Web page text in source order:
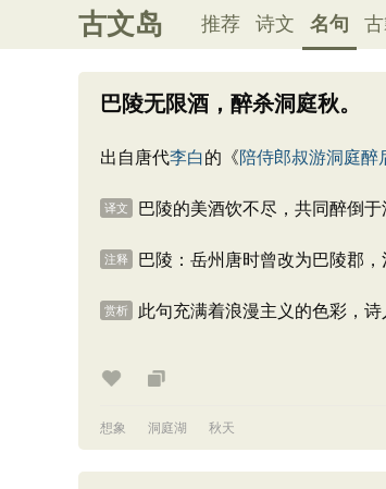
古文岛 推荐 诗文 名句
巴陵无限酒，醉杀洞庭秋。
出自唐代李白的《陪侍郎叔游洞庭醉
译文 巴陵的美酒饮不尽，共同醉倒于
注释 巴陵：岳州唐时曾改为巴陵郡，
赏析 此句充满着浪漫主义的色彩，
想象 洞庭湖 秋天